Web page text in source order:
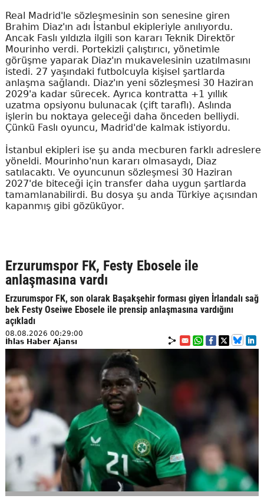
Real Madrid'le sözleşmesinin son senesine giren
Brahim Diaz'ın adı İstanbul ekipleriyle anılıyordu.
Ancak Faslı yıldızla ilgili son kararı Teknik Direktör
Mourinho verdi. Portekizli çalıştırıcı, yönetimle
görüşme yaparak Diaz'ın mukavelesinin uzatılmasını
istedi. 27 yaşındaki futbolcuyla kişisel şartlarda
anlaşma sağlandı. Diaz'ın yeni sözleşmesi 30 Haziran
2029'a kadar sürecek. Ayrıca kontratta +1 yıllık
uzatma opsiyonu bulunacak (çift taraflı). Aslında
işlerin bu noktaya geleceği daha önceden belliydi.
Çünkü Faslı oyuncu, Madrid'de kalmak istiyordu.
İstanbul ekipleri ise şu anda mecburen farklı adreslere
yöneldi. Mourinho'nun kararı olmasaydı, Diaz
satılacaktı. Ve oyuncunun sözleşmesi 30 Haziran
2027'de biteceği için transfer daha uygun şartlarda
tamamlanabilirdi. Bu dosya şu anda Türkiye açısından
kapanmış gibi gözüküyor.
Erzurumspor FK, Festy Ebosele ile
anlaşmasına vardı
Erzurumspor FK, son olarak Başakşehir forması giyen İrlandalı sağ
bek Festy Oseiwe Ebosele ile prensip anlaşmasına vardığını
açıkladı
08.08.2026 00:29:00
İhlas Haber Ajansı